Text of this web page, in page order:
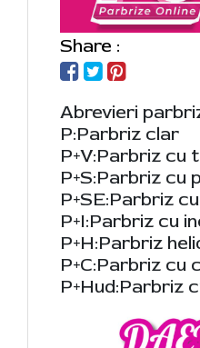
Share :
Abrevieri
P:Parbriz clar
P+V:Parbriz cu
P+S:Parbriz cu
P+SE:Parbriz
P+I:Parbriz cu
P+H:Parbriz
P+C:Parbriz cu
P+Hud:Parbriz